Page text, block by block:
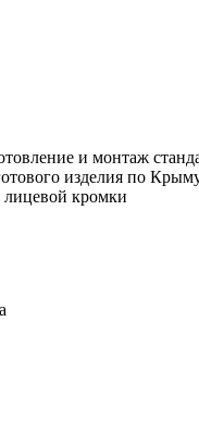
и монтаж
изделия по
лицевой кромки